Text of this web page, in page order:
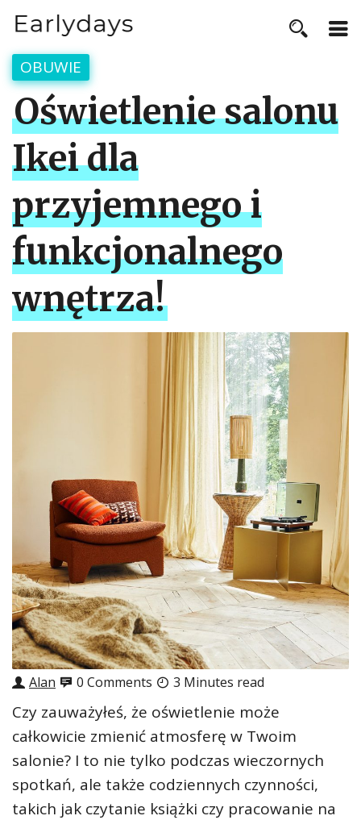
OBUWIE
Oświetlenie salonu
Ikei dla
przyjemnego i
funkcjonalnego
wnętrza!
Alan 0 Comments 3 Minutes read
Czy zauważyłeś, że oświetlenie może
całkowicie zmienić atmosferę w Twoim
salonie? I to nie tylko podczas wieczornych
spotkań, ale także codziennych czynności,
takich jak czytanie książki czy pracowanie na